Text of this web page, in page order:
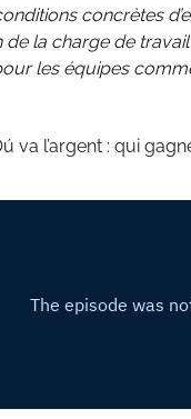
concrètes
de la charge de
les équipes
va l’argent : qui